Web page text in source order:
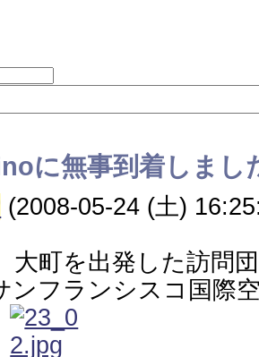
に無事到着しまし
(2008-05-24 (土)
大町を出発した訪問
ンフランシスコ国際